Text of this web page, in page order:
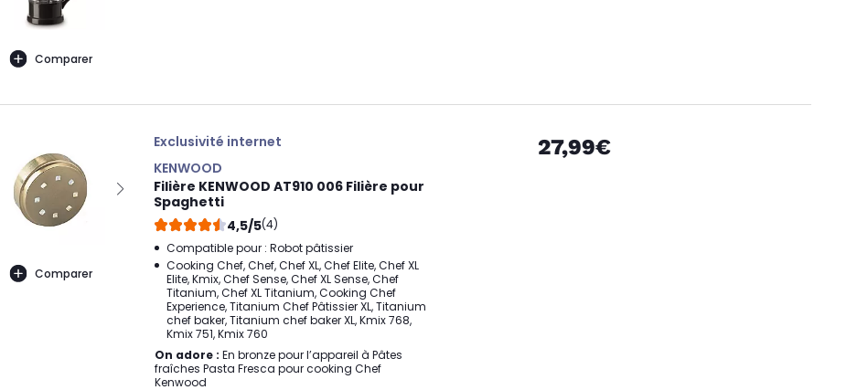
Comparer
Comparer
Exclusivité internet
KENWOOD
Filière KENWOOD AT910 006 Filière pour
Spaghetti
4,5/5(4)
Compatible pour : Robot pâtissier
Cooking Chef, Chef, Chef XL, Chef Elite, Chef XL
Elite, Kmix, Chef Sense, Chef XL Sense, Chef
Titanium, Chef XL Titanium, Cooking Chef
Experience, Titanium Chef Pâtissier XL, Titanium
chef baker, Titanium chef baker XL, Kmix 768,
Kmix 751, Kmix 760
On adore : En bronze pour l’appareil à Pâtes
fraîches Pasta Fresca pour cooking Chef
Kenwood
27,99€